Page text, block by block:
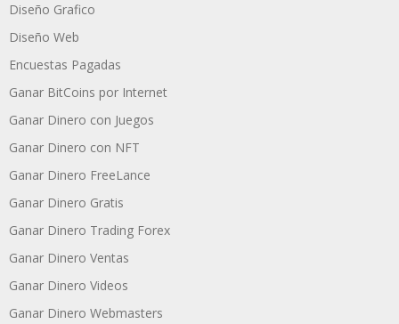
Diseño Grafico
Diseño Web
Encuestas Pagadas
Ganar BitCoins por Internet
Ganar Dinero con Juegos
Ganar Dinero con NFT
Ganar Dinero FreeLance
Ganar Dinero Gratis
Ganar Dinero Trading Forex
Ganar Dinero Ventas
Ganar Dinero Videos
Ganar Dinero Webmasters